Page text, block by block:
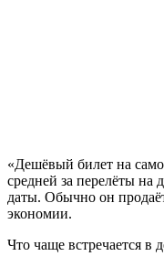
«Дешёвый билет на
средней за перелёты на
даты. Обычно он
экономии.
Что чаще встречается в